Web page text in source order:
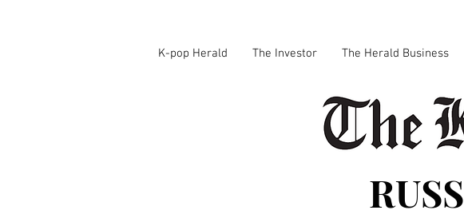
K-pop Herald The Investor The Herald Business